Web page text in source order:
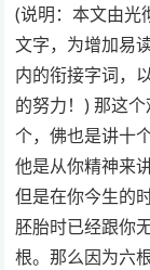
(说明：本文由光
文字，为增加易
内的衔接字词，
的努力！) 那这
个，佛也是讲十
他是从你精神来
但是在你今生的
胚胎时已经跟你
根。那么因为六